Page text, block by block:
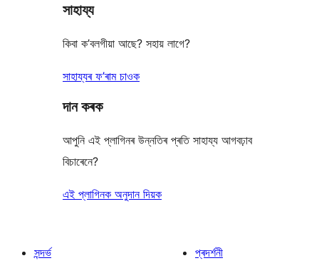
সাহায্য
কিবা ক’বলগীয়া আছে? সহায় লাগে?
সাহায্যৰ ফ’ৰাম চাওক
দান কৰক
আপুনি এই প্লাগিনৰ উন্নতিৰ প্ৰতি সাহায্য আগবঢ়াব
বিচাৰেনে?
এই প্লাগিনক অনুদান দিয়ক
সন্দৰ্ভ
প্ৰদৰ্শনী